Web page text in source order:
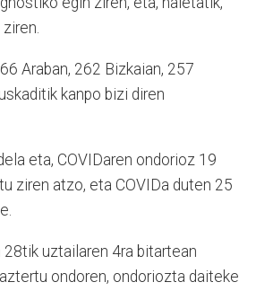
Araban, 262 Bizkaian, 257
kanpo bizi diren
eta, COVIDaren ondorioz 19
ziren atzo, eta COVIDa duten 25
28tik uztailaren 4ra bitartean
ondoren, ondoriozta daiteke